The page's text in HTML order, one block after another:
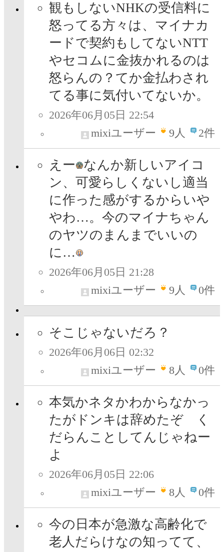
観もしないNHKの受信料に
怒ってる方々は、マイナカ
ードで契約もしてないNTT
やセコムに金抜かれるのは
怒らんの？てか金払わされ
てる事に気付いてないか。
2026年06月05日 22:54
mixiユーザー
9人 2件
えー
なんか新しいアイコ
ン、可愛らしくないし適当
に作った感がするからいや
やわ…。今のマイナちゃん
のヤツのまんまでいいの
に…
2026年06月05日 21:28
mixiユーザー
9人 0件
そこじゃないだろ？
2026年06月06日 02:32
mixiユーザー
8人 0件
本気かネタかわからなかっ
たがドンキは辞めたぞ く
だらんことしてんじゃねー
よ
2026年06月05日 22:06
mixiユーザー
8人 0件
今の日本が急激な高齢化で
老人だらけなの知ってて、